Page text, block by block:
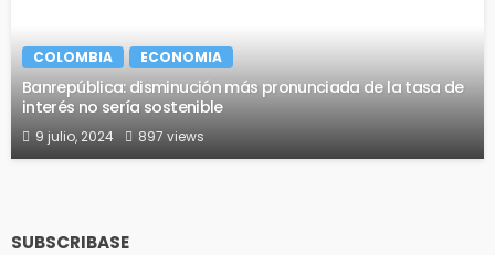
COLOMBIA ECONOMIA
Banrepública: disminución más pronunciada de la tasa de
interés no sería sostenible
9 julio, 2024 897 views
SUBSCRIBASE